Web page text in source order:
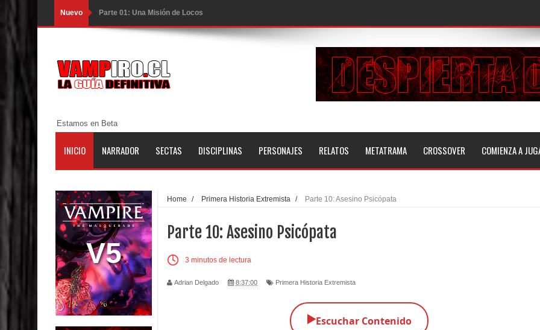
Nuevo Parte 01: Una Misión de Locos
Parte 03: Forastero en Tierra Muerta
Parte 10: El Secreto
Parte 09: Los Muertos Cuentan Cuentos
Parte 05: Sitiados
Parte 04: Se Descubre el Pastel
Parte 03: Una Piraña en el Bidé
Parte 02: Los Muertos Gobiernan a los Vivos
Parte 01: Escondido a Plena Luz
Parte 02: El Enemigo de mi Enemigo
Estamos en Beta
INICIO NARRADOR SECTAS DISCIPLINAS PERSONAJES RELATOS METATRAMA CROSSOVER COMIENZA A
V5
Home / Primera Historia Extremista / Parte 10: Asesino Psicópata
Parte 10: Asesino Psicópata
3 minutos de lectura
Adrian Delgado 8:37:00 Primera Historia Extremista
▶️Escuchar Contenido